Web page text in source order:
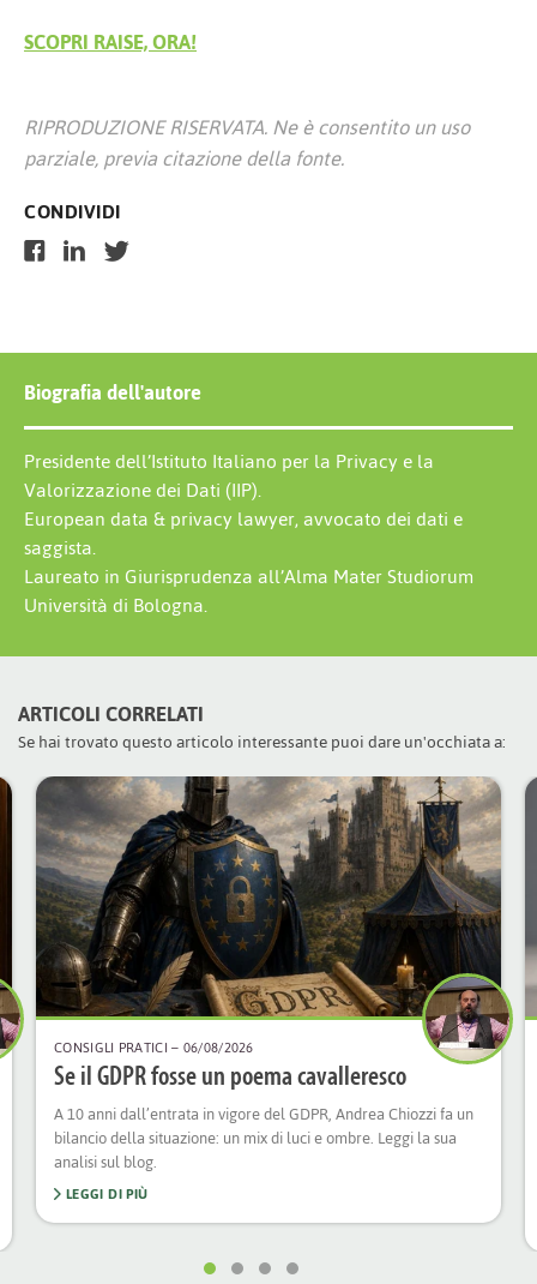
SCOPRI RAISE, ORA!
RIPRODUZIONE RISERVATA. Ne è consentito un uso
parziale, previa citazione della fonte.
CONDIVIDI
Biografia dell'autore
Presidente dell’Istituto Italiano per la Privacy e la
Valorizzazione dei Dati (IIP).
European data & privacy lawyer, avvocato dei dati e
saggista.
Laureato in Giurisprudenza all’Alma Mater Studiorum
Università di Bologna.
ARTICOLI CORRELATI
Se hai trovato questo articolo interessante puoi dare un'occhiata a:
CONSIGLI PRATICI– 06/08/2026
Se il GDPR fosse un poema cavalleresco
A 10 anni dall’entrata in vigore del GDPR, Andrea Chiozzi fa un
bilancio della situazione: un mix di luci e ombre. Leggi la sua
analisi sul blog.
LEGGI DI PIÙ